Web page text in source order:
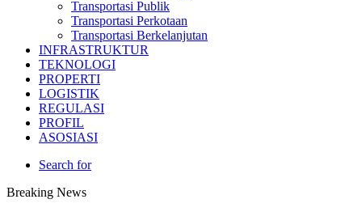
Transportasi Publik
Transportasi Perkotaan
Transportasi Berkelanjutan
INFRASTRUKTUR
TEKNOLOGI
PROPERTI
LOGISTIK
REGULASI
PROFIL
ASOSIASI
Search for
Breaking News